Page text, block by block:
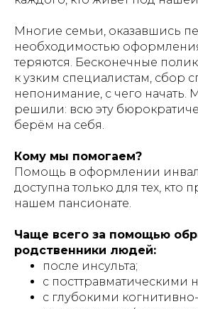
Многие семьи, оказавшись
необходимостью
теряются. Бесконечные
к узким специалистам, сбор
непонимание, с чего начать.
решили: всю эту
берём на себя.
Кому мы помогаем?
Помощь в оформлении
доступна только для тех, кто
нашем пансионате.
Чаще всего за помощью
родственники людей:
после инсульта;
с посттравматическими
с глубокими